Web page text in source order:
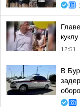
куклу
12:51
В